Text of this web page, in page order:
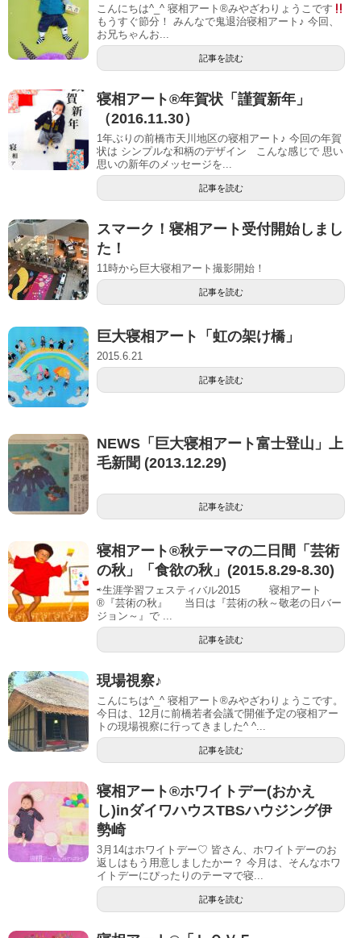
こんにちは^_^ 寝相アート®︎みやざわりょうこです
もうすぐ節分！ みんなで鬼退治寝相アート♪ 今回、
お兄ちゃんお...
記事を読む
寝相アート®年賀状「謹賀新年」
（2016.11.30）
1年ぶりの前橋市天川地区の寝相アート♪ 今回の年賀
状は シンプルな和柄のデザイン こんな感じで 思い
思いの新年のメッセージを...
記事を読む
スマーク！寝相アート受付開始しまし
た！
11時から巨大寝相アート撮影開始！
記事を読む
巨大寝相アート「虹の架け橋」
2015.6.21
記事を読む
NEWS「巨大寝相アート富士登山」上
毛新聞 (2013.12.29)
記事を読む
寝相アート®秋テーマの二日間「芸術
の秋」「食欲の秋」(2015.8.29-8.30)
⇨生涯学習フェスティバル2015 寝相アート
®『芸術の秋』 当日は『芸術の秋～敬老の日バー
ジョン～』で ...
記事を読む
現場視察♪
こんにちは^_^ 寝相アート®︎みやざわりょうこです。
今日は、12月に前橋若者会議で開催予定の寝相アー
トの現場視察に行ってきました^ ^...
記事を読む
寝相アート®︎ホワイトデー(おかえ
し)inダイワハウスTBSハウジング伊
勢崎
3月14はホワイトデー♡ 皆さん、ホワイトデーのお
返しはもう用意しましたかー？ 今月は、そんなホワ
イトデーにぴったりのテーマで寝...
記事を読む